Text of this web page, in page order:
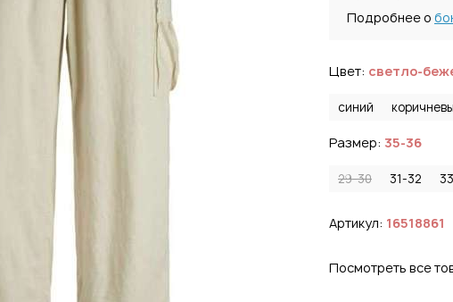
Подробнее о
Цвет: светло-
синий
Размер: 35-36
29-30 31-32 33
Артикул: 16518861
Посмотреть все